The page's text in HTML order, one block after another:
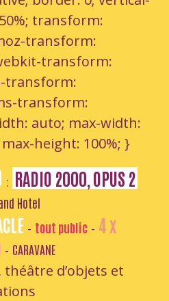
transform:
transform:
transform:
transform:
transform:
auto; max-width:
height: 100%; }
: RADIO 2000, OPUS 2
Hotel
- tout public- 4 x
- CARAVANE
théâtre d’objets et